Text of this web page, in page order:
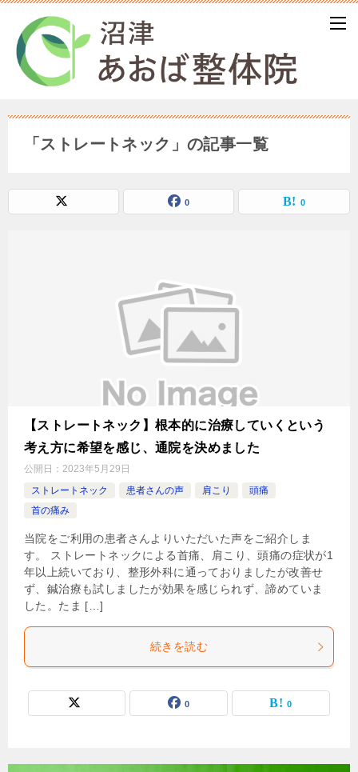
「ストレートネック」の記事一覧
0 0
【ストレートネック】根本的に治療していくという
考え方に希望を感じ、通院を決めました
公開日： 2023年5月29日
ストレートネック
患者さんの声 肩こり
頭痛
首の痛み
当院をご利用の患者さんよりいただいた声をご紹介しま
す。 ストレートネックによる首痛、肩こり、頭痛の症状が1
年以上続いており、整形外科に通っておりましたが改善せ
ず、鍼治療も試しましたが効果を感じられず、諦めていま
した。たま […]
続きを読む
0 0